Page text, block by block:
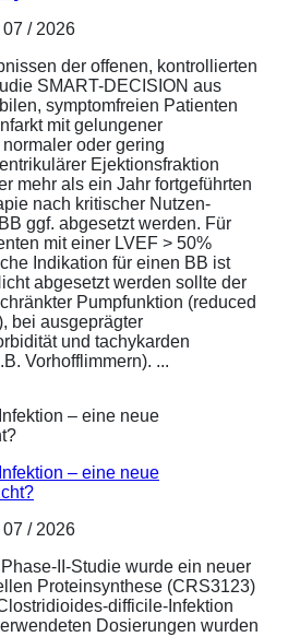
/ 2026
der offenen, kontrollierten
SMART-DECISION aus
symptomfreien Patienten
mit gelungener
oder gering
Ejektionsfraktion
mehr als ein Jahr fortgeführten
nach kritischer Nutzen-
ggf. abgesetzt werden. Für
mit einer LVEF > 50%
Indikation für einen BB ist
abgesetzt werden sollte der
Pumpfunktion (reduced
bei ausgeprägter
und tachykarden
Vorhofflimmern). ...
– eine neue
/ 2026
II-Studie wurde ein neuer
Proteinsynthese (CRS3123)
difficile-Infektion
Dosierungen wurden